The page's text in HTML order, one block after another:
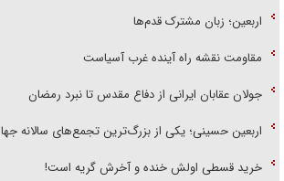
اربعین؛ زبان مشترک قدم‌ها
مقاومت نقشه راه آینده غرب آسیاست
جولان عقابان ایرانی از دفاع مقدس تا نبرد رمضان
اربعین حسینی؛ یکی از بزرگ‌ترین تجمع‌های سالانه
خرید قسطی اولش خنده و آخرش گریه است!